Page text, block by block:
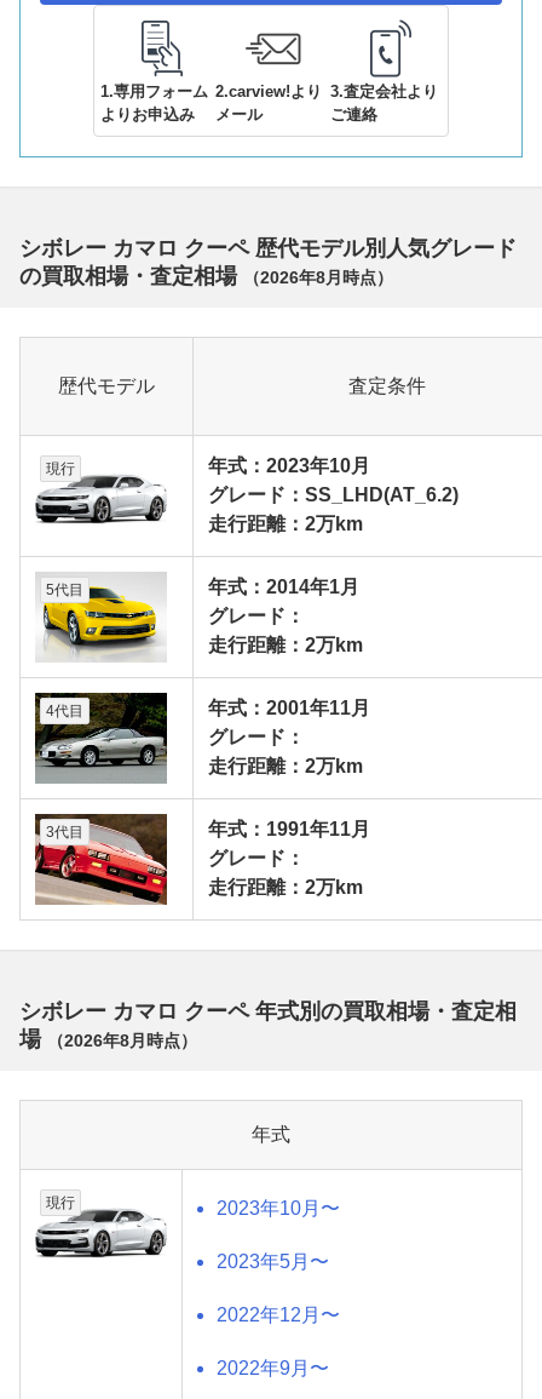
1.専用フォーム
よりお申込み
2.carview!より
メール
3.査定会社より
ご連絡
シボレー カマロ クーペ 歴代モデル別人気グレード
の買取相場・査定相場
（2026年8月 時点）
歴代モデル 査定条件
現行
年式：2023年10月
グレード：SS_LHD(AT_6.2)
走行距離：2万km
5代目
年式：2014年1月
グレード：
走行距離：2万km
4代目
年式：2001年11月
グレード：
走行距離：2万km
3代目
年式：1991年11月
グレード：
走行距離：2万km
シボレー カマロ クーペ 年式別の買取相場・査定相
場
（2026年8月 時点）
年式
現行 2023年10月〜
2023年5月〜
2022年12月〜
2022年9月〜